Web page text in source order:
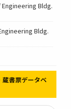
Bldg.
Bldg.
蔵書票データベ